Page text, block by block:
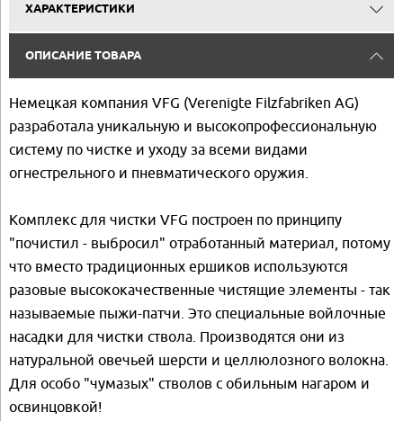
ХАРАКТЕРИСТИКИ
ОПИСАНИЕ ТОВАРА
Немецкая компания VFG (Verenigte Filzfabriken AG)
разработала уникальную и высокопрофессиональную
систему по чистке и уходу за всеми видами
огнестрельного и пневматического оружия.
Комплекс для чистки VFG построен по принципу
"почистил - выбросил" отработанный материал, потому
что вместо традиционных ершиков используются
разовые высококачественные чистящие элементы - так
называемые пыжи-патчи. Это специальные войлочные
насадки для чистки ствола. Производятся они из
натуральной овечьей шерсти и целлюлозного волокна.
Для особо "чумазых" стволов с обильным нагаром и
освинцовкой!